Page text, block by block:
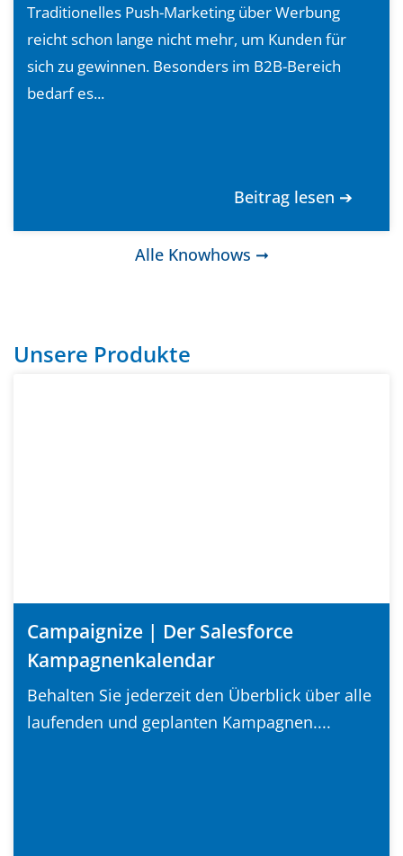
Traditionelles Push-Marketing über Werbung
reicht schon lange nicht mehr, um Kunden für
sich zu gewinnen. Besonders im B2B-Bereich
bedarf es...
Beitrag lesen ➔
Alle Knowhows ➞
Unsere Produkte
Campaignize | Der Salesforce
Kampagnenkalendar
Behalten Sie jederzeit den Überblick über alle
laufenden und geplanten Kampagnen....